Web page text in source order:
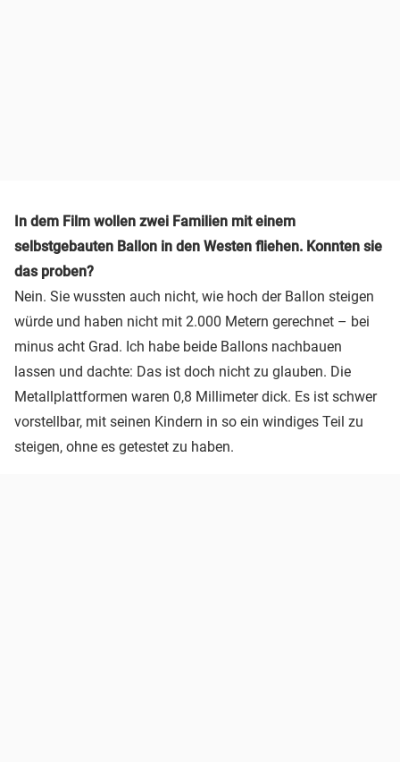
In dem Film wollen zwei Familien mit einem
selbstgebauten Ballon in den Westen fliehen. Konnten sie
das proben?
Nein. Sie wussten auch nicht, wie hoch der Ballon steigen
würde und haben nicht mit 2.000 Metern gerechnet – bei
minus acht Grad. Ich habe beide Ballons nachbauen
lassen und dachte: Das ist doch nicht zu glauben. Die
Metallplattformen waren 0,8 Millimeter dick. Es ist schwer
vorstellbar, mit seinen Kindern in so ein windiges Teil zu
steigen, ohne es getestet zu haben.